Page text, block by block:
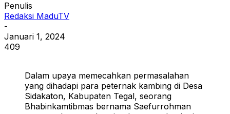
Penulis
Redaksi MaduTV
-
Januari 1, 2024
409
Dalam upaya memecahkan permasalahan
yang dihadapi para peternak kambing di Desa
Sidakaton, Kabupaten Tegal, seorang
Bhabinkamtibmas bernama Saefurrohman